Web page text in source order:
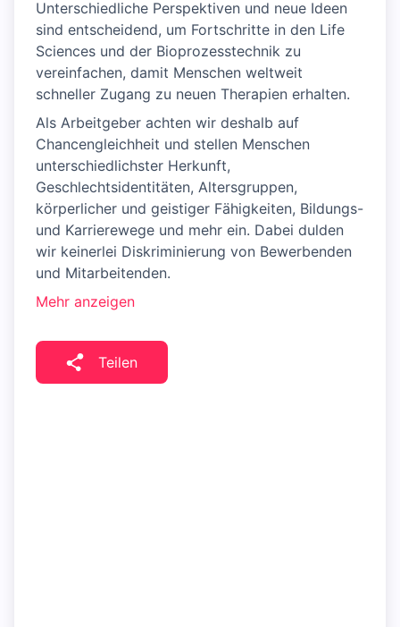
Unterschiedliche Perspektiven und neue Ideen
sind entscheidend, um Fortschritte in den Life
Sciences und der Bioprozesstechnik zu
vereinfachen, damit Menschen weltweit
schneller Zugang zu neuen Therapien erhalten.
Als Arbeitgeber achten wir deshalb auf
Chancengleichheit und stellen Menschen
unterschiedlichster Herkunft,
Geschlechtsidentitäten, Altersgruppen,
körperlicher und geistiger Fähigkeiten, Bildungs-
und Karrierewege und mehr ein. Dabei dulden
wir keinerlei Diskriminierung von Bewerbenden
und Mitarbeitenden.
Mehr anzeigen
Teilen